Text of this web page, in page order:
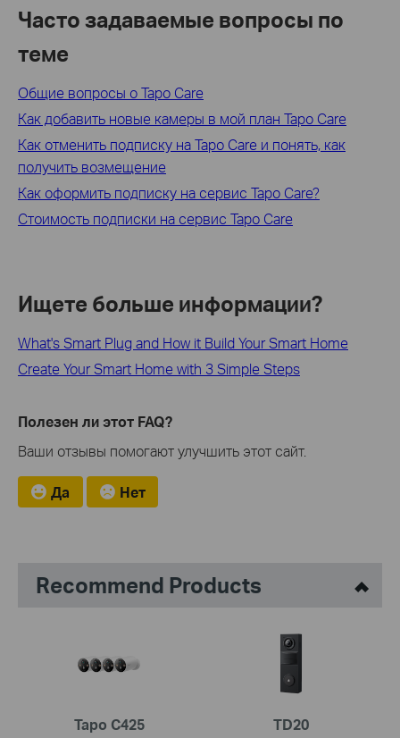
Часто задаваемые вопросы по
теме
Общие вопросы о Tapo Care
Как добавить новые камеры в мой план Tapo Care
Как отменить подписку на Tapo Care и понять, как
получить возмещение
Как оформить подписку на сервис Tapo Care?
Стоимость подписки на сервис Tapo Care
Ищете больше информации?
What's Smart Plug and How it Build Your Smart Home
Create Your Smart Home with 3 Simple Steps
Полезен ли этот FAQ?
Ваши отзывы помогают улучшить этот сайт.
Да Нет
Recommend Products
Tapo C425 TD20